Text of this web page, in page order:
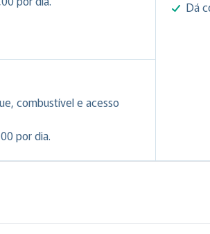
combustível e acesso
por dia.
Dá